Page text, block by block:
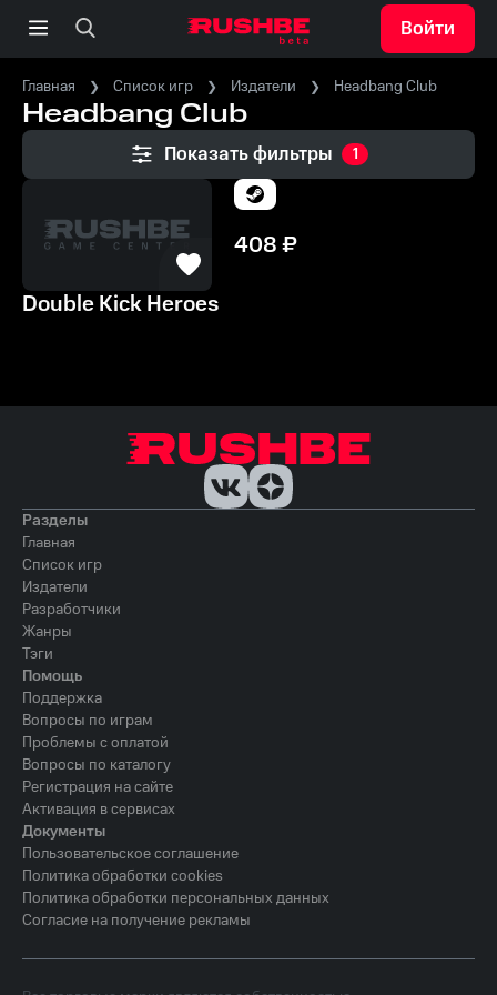
Войти
Главная Список игр Издатели Headbang Club
Headbang Club
Показать фильтры 1
408₽
Double Kick Heroes
Разделы
Главная
Список игр
Издатели
Разработчики
Жанры
Тэги
Помощь
Поддержка
Вопросы по играм
Проблемы с оплатой
Вопросы по каталогу
Регистрация на сайте
Активация в сервисах
Документы
Пользовательское соглашение
Политика обработки cookies
Политика обработки персональных данных
Согласие на получение рекламы